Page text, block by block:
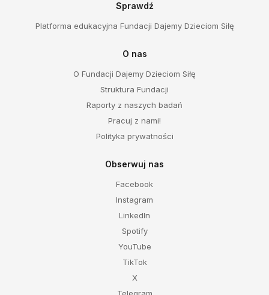
Sprawdź
Platforma edukacyjna Fundacji Dajemy Dzieciom Siłę
O nas
O Fundacji Dajemy Dzieciom Siłę
Struktura Fundacji
Raporty z naszych badań
Pracuj z nami!
Polityka prywatności
Obserwuj nas
Facebook
Instagram
LinkedIn
Spotify
YouTube
TikTok
X